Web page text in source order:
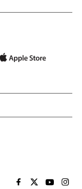
EL PAÍS BRASIL EN
EL PAÍSEL PAÍS
EL